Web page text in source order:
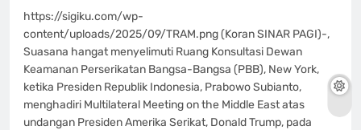
https://sigiku.com/wp-
content/uploads/2025/09/TRAM.png (Koran SINAR PAGI)-,
Suasana hangat menyelimuti Ruang Konsultasi Dewan
Keamanan Perserikatan Bangsa-Bangsa (PBB), New York,
ketika Presiden Republik Indonesia, Prabowo Subianto,
menghadiri Multilateral Meeting on the Middle East atas
undangan Presiden Amerika Serikat, Donald Trump, pada